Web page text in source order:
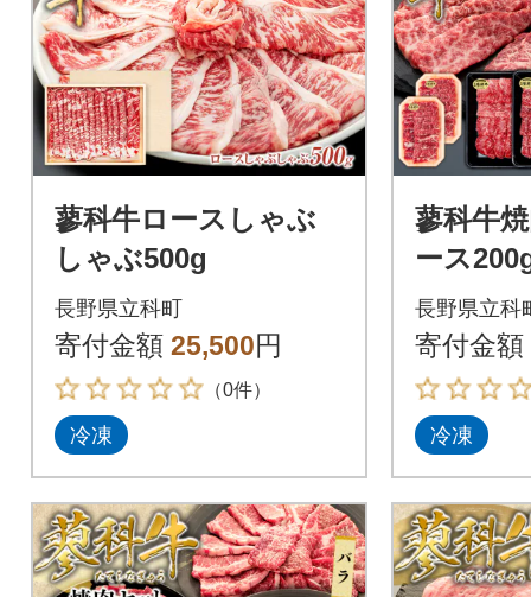
蓼科牛ロースしゃぶ
しゃぶ500g
長野県立科町
寄付金額 25,500円
（0件）
冷凍
蓼科牛
ース
g×1、
長野県立科
寄付金額
冷凍